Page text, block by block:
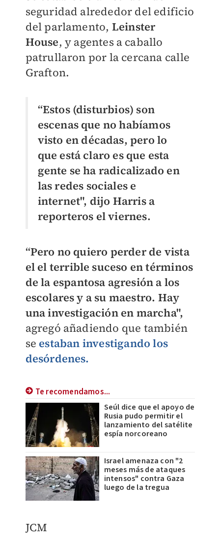
seguridad alrededor del edificio
del parlamento, Leinster
House, y agentes a caballo
patrullaron por la cercana calle
Grafton.
“Estos (disturbios) son
escenas que no habíamos
visto en décadas, pero lo
que está claro es que esta
gente se ha radicalizado en
las redes sociales e
internet", dijo Harris a
reporteros el viernes.
“Pero no quiero perder de vista
el el terrible suceso en términos
de la espantosa agresión a los
escolares y a su maestro. Hay
una investigación en marcha",
agregó añadiendo que también
se estaban investigando los
desórdenes.
Te recomendamos...
Seúl dice que el apoyo de
Rusia pudo permitir el
lanzamiento del satélite
espía norcoreano
Israel amenaza con "2
meses más de ataques
intensos" contra Gaza
luego de la tregua
​JCM